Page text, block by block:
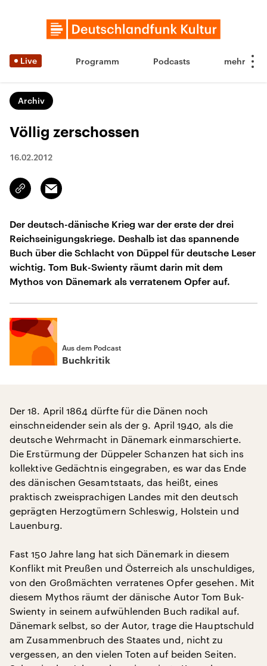
Live Programm Podcasts
Archiv
Völlig zerschossen
16.02.2012
Link
kopieren/teilen
Email
Der deutsch-dänische Krieg war der erste der drei
Reichseinigungskriege. Deshalb ist das spannende
Buch über die Schlacht von Düppel für deutsche Leser
wichtig. Tom Buk-Swienty räumt darin mit dem
Mythos von Dänemark als verratenem Opfer auf.
Aus dem Podcast
Buchkritik
Der 18. April 1864 dürfte für die Dänen noch
einschneidender sein als der 9. April 1940, als die
deutsche Wehrmacht in Dänemark einmarschierte.
Die Erstürmung der Düppeler Schanzen hat sich ins
kollektive Gedächtnis eingegraben, es war das Ende
des dänischen Gesamtstaats, das heißt, eines
praktisch zweisprachigen Landes mit den deutsch
geprägten Herzogtümern Schleswig, Holstein und
Lauenburg.
Fast 150 Jahre lang hat sich Dänemark in diesem
Konflikt mit Preußen und Österreich als unschuldiges,
von den Großmächten verratenes Opfer gesehen. Mit
diesem Mythos räumt der dänische Autor Tom Buk-
Swienty in seinem aufwühlenden Buch radikal auf.
Dänemark selbst, so der Autor, trage die Hauptschuld
am Zusammenbruch des Staates und, nicht zu
vergessen, an den vielen Toten auf beiden Seiten.